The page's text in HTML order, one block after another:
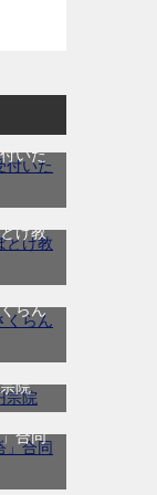
いた
け教
らん
院
合同